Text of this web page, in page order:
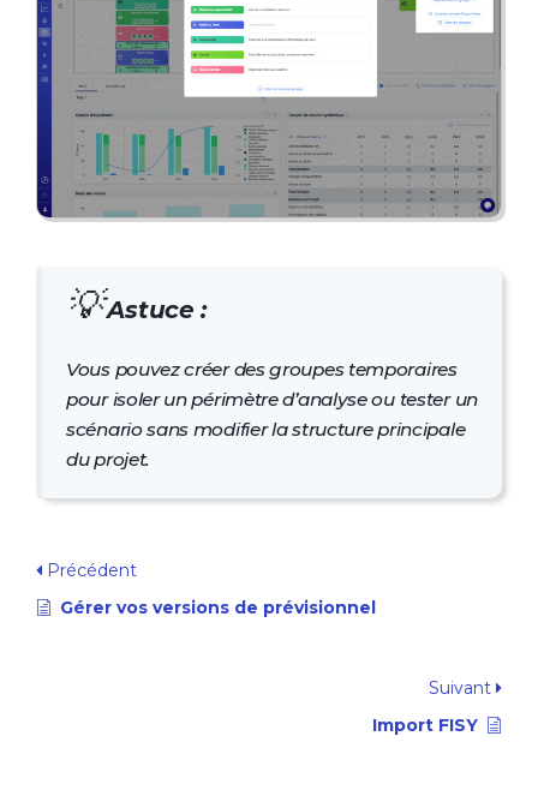
💡Astuce :
Vous pouvez créer des groupes temporaires
pour isoler un périmètre d’analyse ou tester un
scénario sans modifier la structure principale
du projet.
Précédent
Gérer vos versions de prévisionnel
Suivant
Import FISY